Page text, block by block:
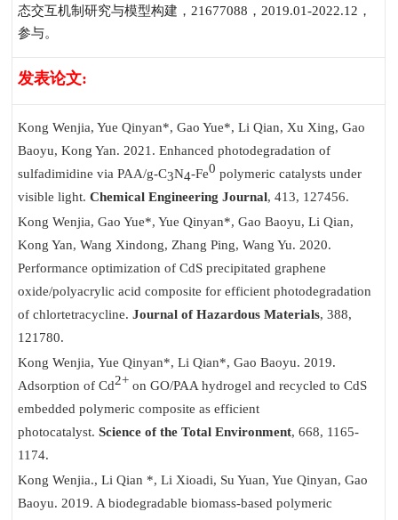
态交互机制研究与模型构建， 21677088 ， 2019.01-2022.12 ，
参与。
发表论文:
Kong Wenjia, Yue Qinyan*, Gao Yue*, Li Qian, Xu Xing, Gao
Baoyu, Kong Yan. 2021. Enhanced photodegradation of
sulfadimidine via PAA/g-C3N4-Fe0 polymeric catalysts under
visible light.Chemical Engineering Journal, 413, 127456.
Kong Wenjia, Gao Yue*, Yue Qinyan*, Gao Baoyu, Li Qian,
Kong Yan, Wang Xindong, Zhang Ping, Wang Yu. 2020.
Performance optimization of CdS precipitated graphene
oxide/polyacrylic acid composite for efficient photodegradation
of chlortetracycline.Journal of Hazardous Materials, 388,
121780.
Kong Wenjia, Yue Qinyan*, Li Qian*, Gao Baoyu. 2019.
Adsorption of Cd2+ on GO/PAA hydrogel and recycled to CdS
embedded polymeric composite as efficient
photocatalyst.Science of the Total Environment, 668, 1165-
1174.
Kong Wenjia., Li Qian *, Li Xioadi, Su Yuan, Yue Qinyan, Gao
Baoyu. 2019. A biodegradable biomass-based polymeric